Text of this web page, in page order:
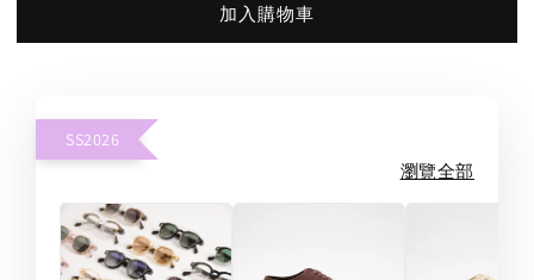
加入購物車
SS2026
瀏覽全部